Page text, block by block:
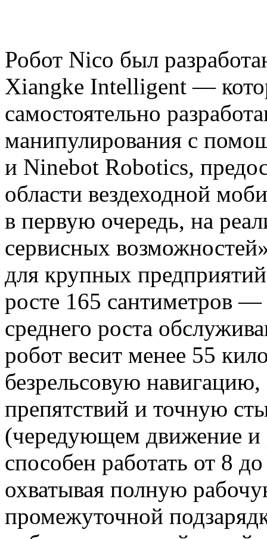
Робот Nico был
Xiangke Intelligent —
самостоятельно
манипулирования с
и Ninebot Robotics,
области вездеходной
в первую очередь, на
сервисных
для крупных
росте 165 сантиметров
среднего роста
робот весит менее 55
безрельсовую
препятствий и точную
(чередующем движение
способен работать от 8
охватывая полную
промежуточной